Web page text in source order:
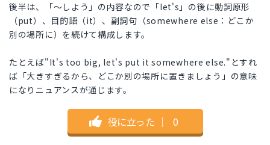
後半は、「～しよう」の内容なので「let's」の後に動詞原形
（put）、目的語（it）、副詞句（somewhere else：どこか
別の場所に）を続けて構成します。
たとえば"It's too big, let's put it somewhere else."とすれ
ば「大きすぎるから、どこか別の場所に置きましょう」の意味
になりニュアンスが通じます。
役に立った ｜ 0